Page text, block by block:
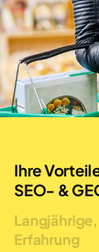
Ihre
SEO- &
Erfahrung